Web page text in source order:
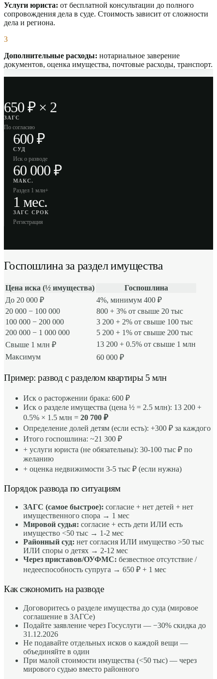
Услуги юриста: от бесплатной консультации до полного
сопровождения дела в суде. Стоимость зависит от сложности
дела и региона.
3
Дополнительные расходы: нотариальное заверение
документов, оценка имущества, почтовые расходы, транспорт.
650 ₽ × 2
ЗАГС
По согласию
600 ₽
СУД
Иск о разводе
60 000 ₽
МАКС.
Раздел 1 млн+
1 мес.
ЗАГС СРОК
Регистрация
Госпошлина за раздел имущества
Цена иска (½ имущества)
Госпошлина
До 20 000 ₽
4%, минимум 400 ₽
20 000 − 100 000
800 + 3% от свыше 20 тыс
100 000 − 200 000
3 200 + 2% от свыше 100 тыс
200 000 − 1 000 000
5 200 + 1% от свыше 200 тыс
Свыше 1 млн ₽
13 200 + 0.5% от свыше 1 млн
Максимум
60 000 ₽
Пример: развод с разделом квартиры 5 млн
Иск о расторжении брака: 600 ₽
Иск о разделе имущества (цена ½ = 2.5 млн): 13 200 +
0.5% × 1.5 млн = 20 700 ₽
Определение долей детям (если есть): +300 ₽ за каждого
Итого госпошлина: ~21 300 ₽
+ услуги юриста (не обязательны): 30-100 тыс ₽ по
желанию
+ оценка недвижимости 3-5 тыс ₽ (если нужна)
Порядок развода по ситуациям
ЗАГС (самое быстрое): согласие + нет детей + нет
имущественного спора → 1 мес
Мировой судья: согласие + есть дети ИЛИ есть
имущество <50 тыс → 1-2 мес
Районный суд: нет согласия ИЛИ имущество >50 тыс
ИЛИ споры о детях → 2-12 мес
Через приставов/ОУФМС: безвестное отсутствие /
недееспособность супруга → 650 ₽ + 1 мес
Как сэкономить на разводе
Договоритесь о разделе имущества до суда (мировое
соглашение в ЗАГСе)
Подайте заявление через Госуслуги — −30% скидка до
31.12.2026
Не подавайте отдельных исков о каждой вещи —
объединяйте в один
При малой стоимости имущества (<50 тыс) — через
мирового судью вместо районного